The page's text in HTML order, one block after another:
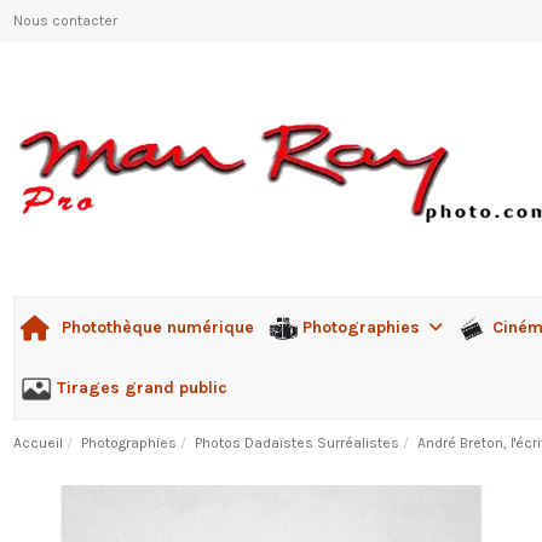
Nous contacter
Photothèque numérique Photographies
Tirages grand public
Accueil Photographies Photos Dadaïstes Surréalistes André Breton,